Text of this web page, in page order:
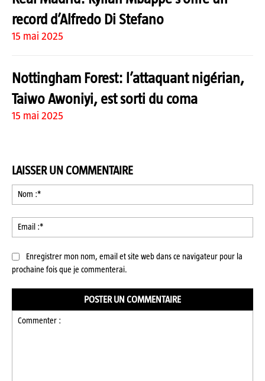
record d’Alfredo Di Stefano
15 mai 2025
Nottingham Forest: l’attaquant nigérian,
Taiwo Awoniyi, est sorti du coma
15 mai 2025
LAISSER UN COMMENTAIRE
Enregistrer mon nom, email et site web dans ce navigateur pour la
prochaine fois que je commenterai.